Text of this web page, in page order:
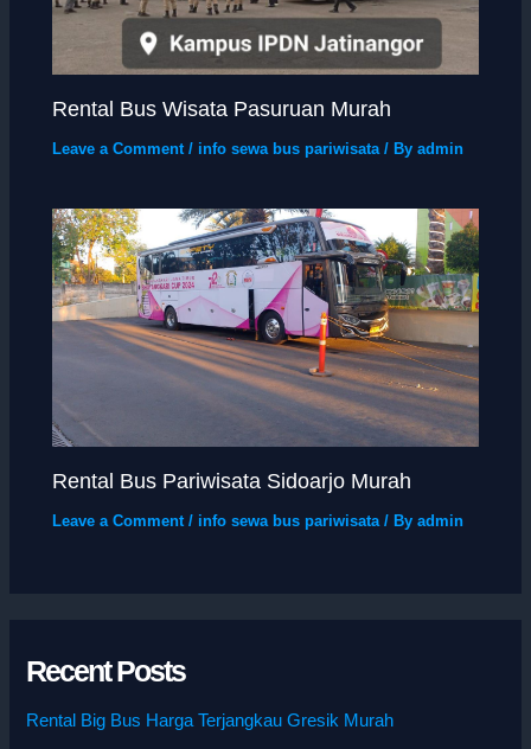
Rental Bus Wisata Pasuruan Murah
Leave a Comment / info sewa bus pariwisata/ Byadmin
Rental Bus Pariwisata Sidoarjo Murah
Leave a Comment / info sewa bus pariwisata / Byadmin
Recent Posts
Rental Big Bus Harga Terjangkau Gresik Murah